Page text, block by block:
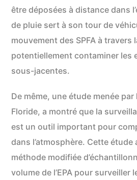
être déposées à distance dans
de pluie sert à son tour de
mouvement des SPFA à travers
potentiellement contaminer les
sous-jacentes.
De même, une étude menée par
Floride, a montré que la
est un outil important pour
dans l’atmosphère. Cette étude
méthode modifiée
volume de l’EPA pour